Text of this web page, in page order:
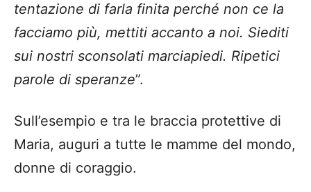
tentazione di farla finita perché non ce la
facciamo più, mettiti accanto a noi. Siediti
sui nostri sconsolati marciapiedi. Ripetici
parole di speranze”.
Sull’esempio e tra le braccia protettive di
Maria, auguri a tutte le mamme del mondo,
donne di coraggio.